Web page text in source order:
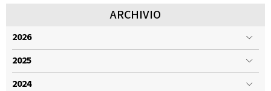
ARCHIVIO
2026
2025
2024